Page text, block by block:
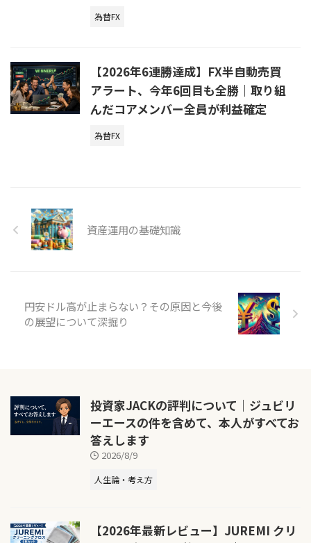
為替FX
【2026年6連勝達成】FX半自動売買
アラート、今年6回目も全勝｜取り組
んだコアメンバー全員が利益確定
為替FX
資産運用の基礎知識
円安ドル高が止まらない？その原因と今後
の展望について深掘り
投資家JACKの評判について｜ジュビリ
ーエースの件を含めて、本人がすべてお
答えします
2026/8/9
人生論・考え方
【2026年最新レビュー】JUREMI クリ